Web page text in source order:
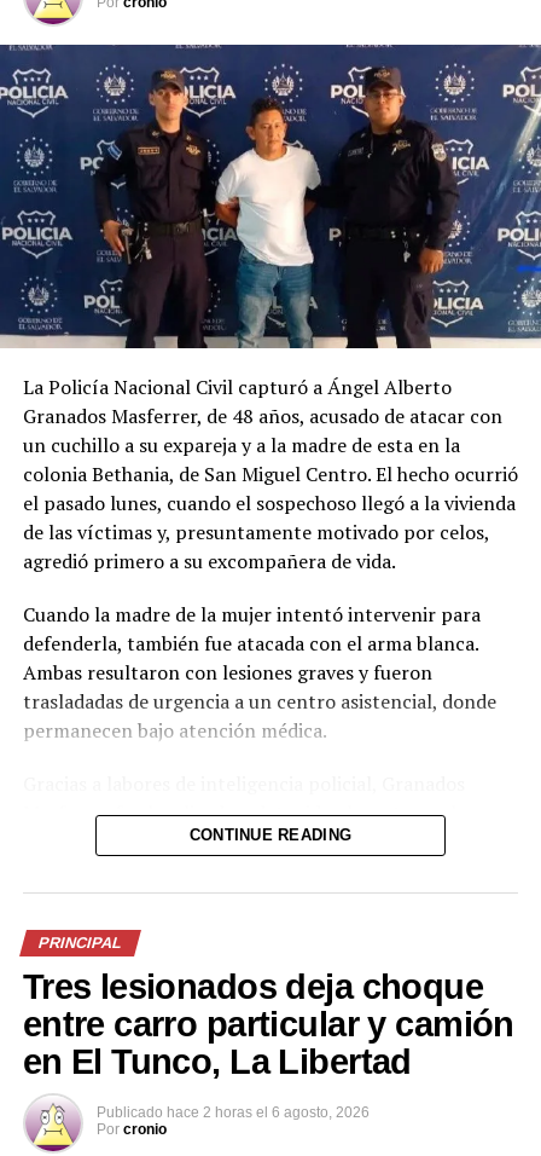
Según datos del Observatorio Nacional de Seguridad
Vial, entre el 1 de enero y el 4 de agosto de 2026 se han
registrado 13,494 accidentes de tránsito, con 9,372
personas lesionadas y 865 fallecidas. Las principales
causas continúan siendo la distracción del conductor, la
invasión de carril, el no respeto a las señales
prioritarias, no guardar la distancia de seguridad y la
velocidad inadecuada.
La Policía Nacional Civil capturó a Ángel Alberto
Granados Masferrer, de 48 años, acusado de atacar con
un cuchillo a su expareja y a la madre de esta en la
colonia Bethania, de San Miguel Centro. El hecho ocurrió
el pasado lunes, cuando el sospechoso llegó a la vivienda
de las víctimas y, presuntamente motivado por celos,
agredió primero a su excompañera de vida.
Cuando la madre de la mujer intentó intervenir para
defenderla, también fue atacada con el arma blanca.
Ambas resultaron con lesiones graves y fueron
trasladadas de urgencia a un centro asistencial, donde
permanecen bajo atención médica.
Masferrer fue localizado y detenido el martes en la
colonia Ciudad Toledo, del mismo municipio. El
por el delito de intento de homicidio.
La PNC aprovechó el caso para reiterar su llamado al
respeto a la vida y advirtió que quienes cometan este
tipo de agresiones enfrentarán las consecuencias
legales correspondientes.
Comparte esto:
CONTINUE READING
PRINCIPAL
Tres lesionados deja choque
entre carro particular y camión
en El Tunco, La Libertad
Publicado hace 2 horas el 6 agosto, 2026
Por cronio